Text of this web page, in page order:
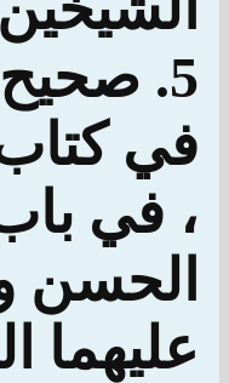
5.
في
، في
الحسن
عليهما